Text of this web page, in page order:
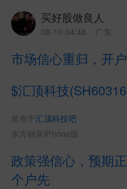
买好股做良人
06-10 04:48 · 广东
市场信心重归，开
$汇顶科技
发布于汇顶科技吧
东方财富iPhone版
政策强信心，预期
个户先